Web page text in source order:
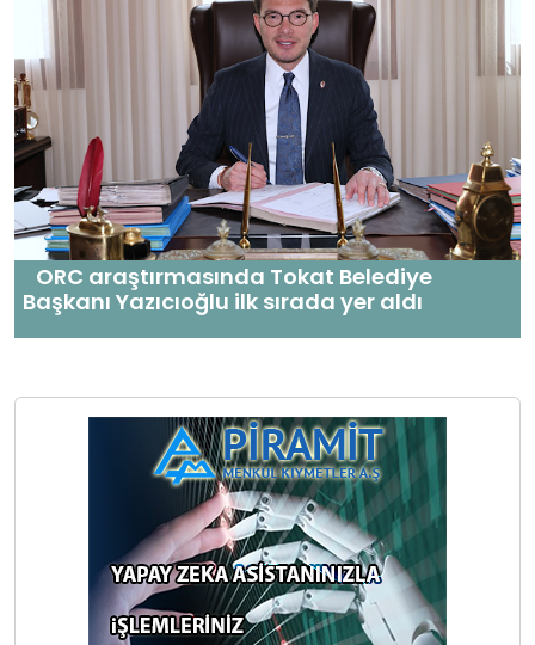
ORC araştırmasında Tokat Belediye
Başkanı Yazıcıoğlu ilk sırada yer aldı